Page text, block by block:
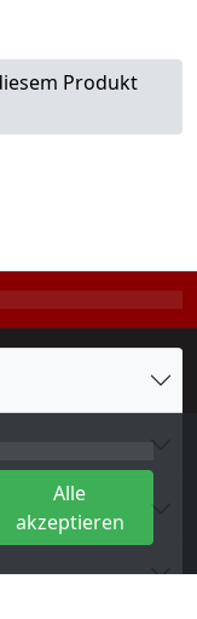
Produkt
Alle
akzeptieren